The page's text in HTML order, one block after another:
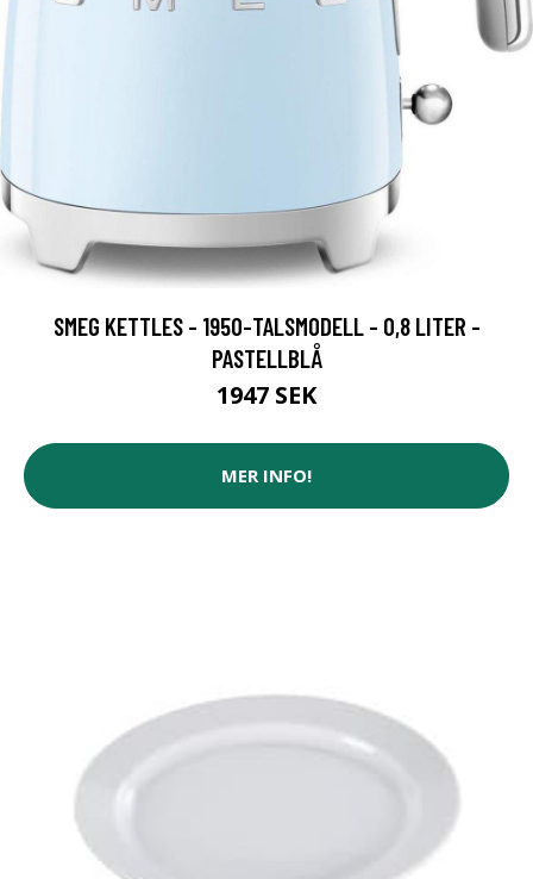
SMEG KETTLES - 1950-TALSMODELL - 0,8 LITER -
PASTELLBLÅ
1947 SEK
MER INFO!